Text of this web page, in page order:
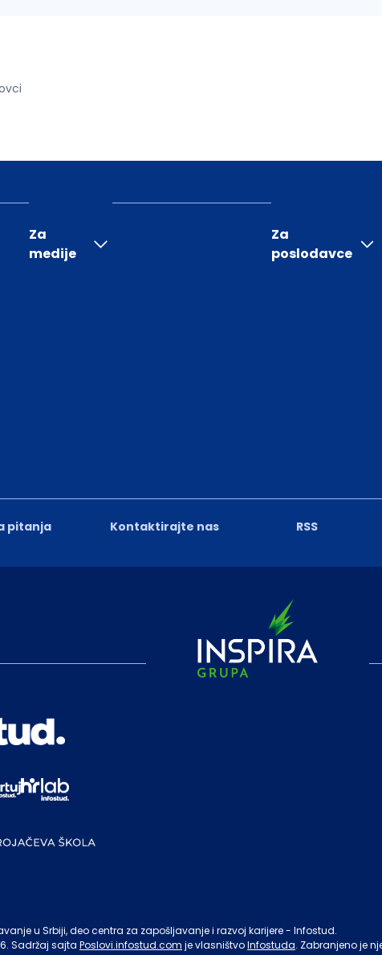
pitanja Kontaktirajte nas RSS
Za
medije
Za
poslodavce
u Srbiji, deo centra za zapošljavanje i razvoj karijere - Infostud.
. Sadržaj sajta Poslovi.infostud.com je vlasništvoInfostuda. Zabranjeno je